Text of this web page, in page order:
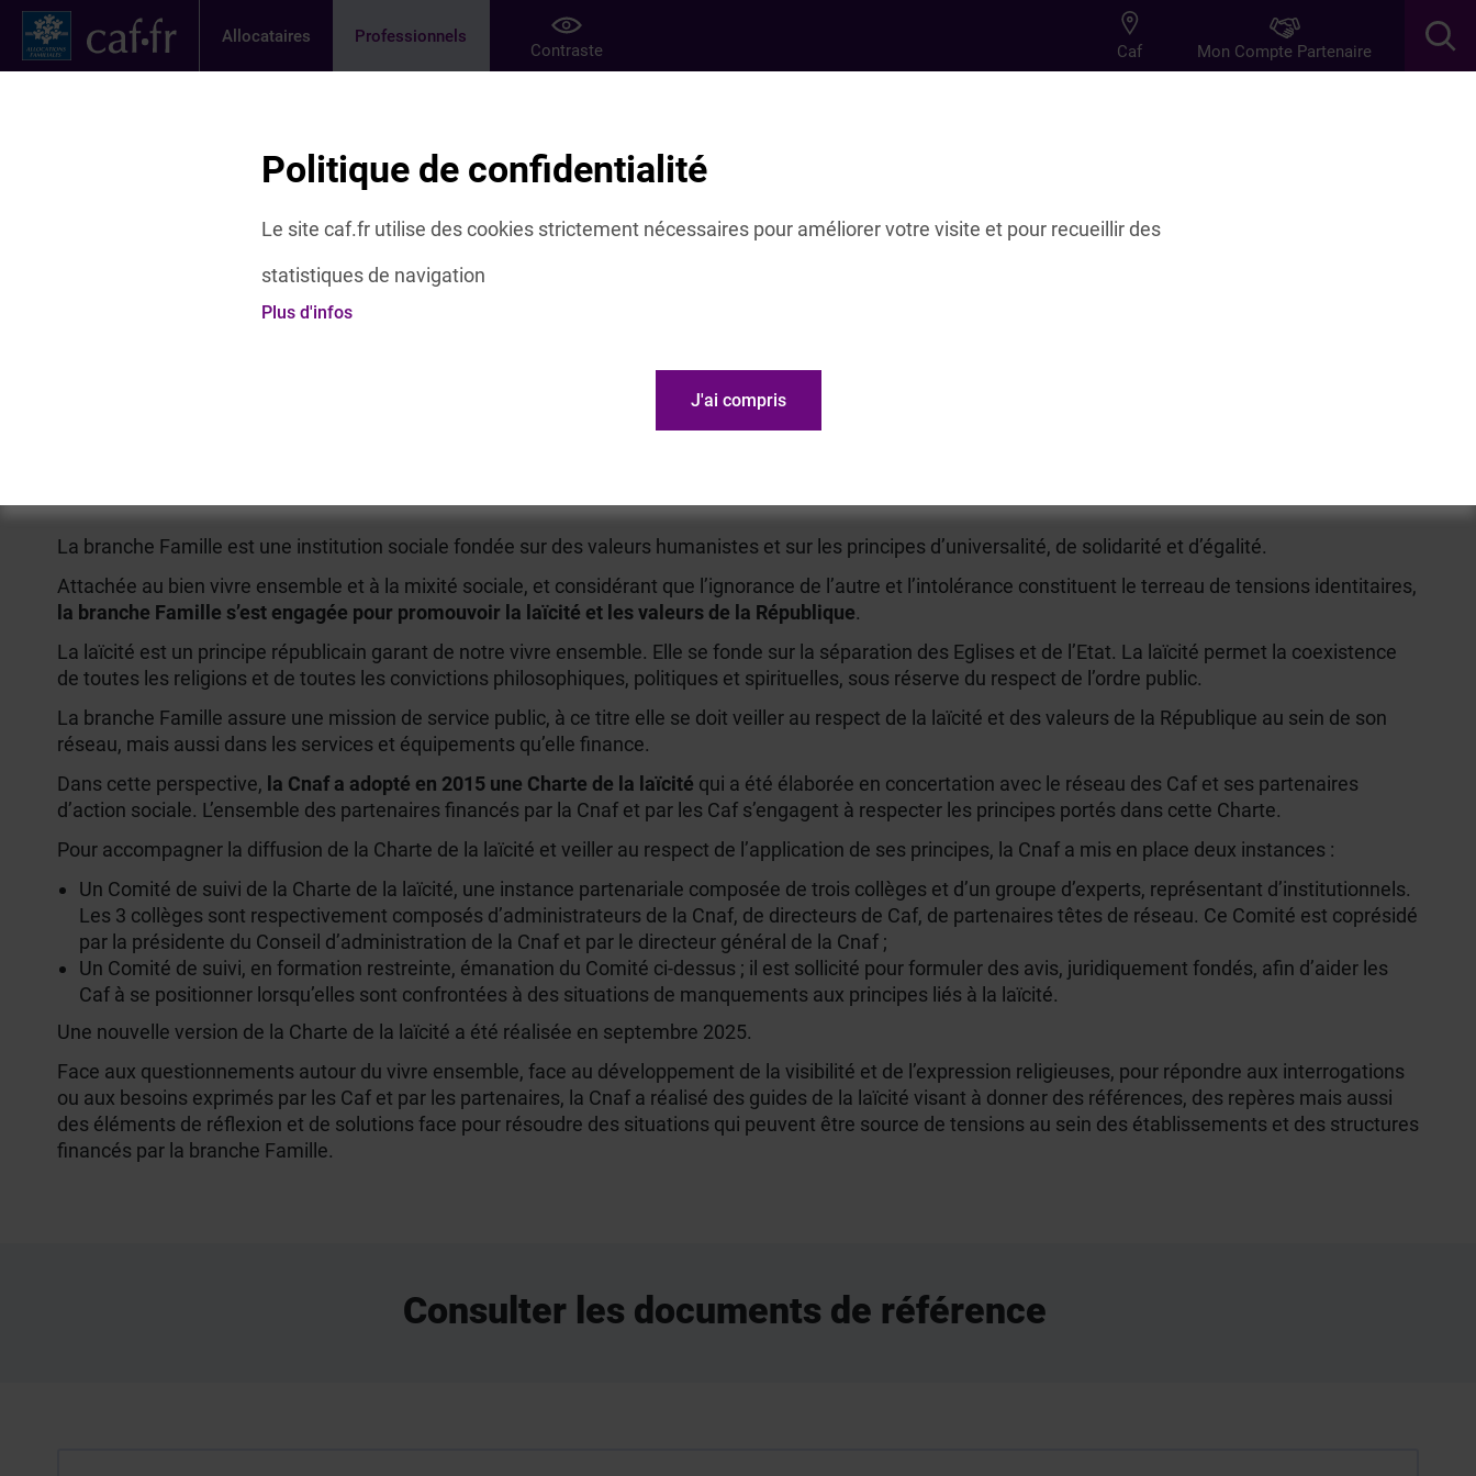
Politique de confidentialité
Le site caf.fr utilise des cookies strictement nécessaires pour améliorer votre visite et pour recueillir des
statistiques de navigation
Plus d'infos
J'ai compris
Contenu principal
Pied de page
Allocataires Professionnels
Page active Contraste Caf Mon Compte Partenaire
Nous connaître Faire vivre la laïcité
Faire vivre la laïcité
La branche Famille est une institution sociale fondée sur des valeurs humanistes et sur les principes d’universalité, de solidarité et d’égalité.
Attachée au bien vivre ensemble et à la mixité sociale, et considérant que l’ignorance de l’autre et l’intolérance constituent le terreau de tensions identitaires,
la branche Famille s’est engagée pour promouvoir la laïcité et les valeurs de la République.
La laïcité est un principe républicain garant de notre vivre ensemble. Elle se fonde sur la séparation des Eglises et de l’Etat. La laïcité permet la coexistence
de toutes les religions et de toutes les convictions philosophiques, politiques et spirituelles, sous réserve du respect de l’ordre public.
La branche Famille assure une mission de service public, à ce titre elle se doit veiller au respect de la laïcité et des valeurs de la République au sein de son
réseau, mais aussi dans les services et équipements qu’elle finance.
Dans cette perspective, la Cnaf a adopté en 2015 une Charte de la laïcité qui a été élaborée en concertation avec le réseau des Caf et ses partenaires
d’action sociale. L’ensemble des partenaires financés par la Cnaf et par les Caf s’engagent à respecter les principes portés dans cette Charte.
Pour accompagner la diffusion de la Charte de la laïcité et veiller au respect de l’application de ses principes, la Cnaf a mis en place deux instances :
Un Comité de suivi de la Charte de la laïcité, une instance partenariale composée de trois collèges et d’un groupe d’experts, représentant d’institutionnels.
Les 3 collèges sont respectivement composés d’administrateurs de la Cnaf, de directeurs de Caf, de partenaires têtes de réseau. Ce Comité est coprésidé
par la présidente du Conseil d’administration de la Cnaf et par le directeur général de la Cnaf ;
Un Comité de suivi, en formation restreinte, émanation du Comité ci-dessus ; il est sollicité pour formuler des avis, juridiquement fondés, afin d’aider les
Caf à se positionner lorsqu’elles sont confrontées à des situations de manquements aux principes liés à la laïcité.
Une nouvelle version de la Charte de la laïcité a été réalisée en septembre 2025.
Face aux questionnements autour du vivre ensemble, face au développement de la visibilité et de l’expression religieuses, pour répondre aux interrogations
ou aux besoins exprimés par les Caf et par les partenaires, la Cnaf a réalisé des guides de la laïcité visant à donner des références, des repères mais aussi
des éléments de réflexion et de solutions face pour résoudre des situations qui peuvent être source de tensions au sein des établissements et des structures
financés par la branche Famille.
Consulter les documents de référence